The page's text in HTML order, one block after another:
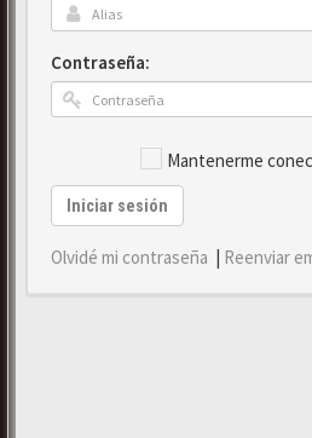
Contraseña:
Mantenerme
Iniciar sesión
Olvidé mi contraseña | Reenviar